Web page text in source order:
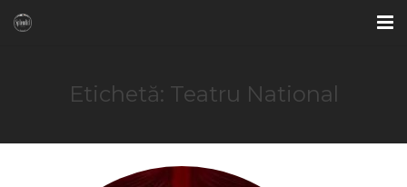
OFERTE SPECIALE
CAMERE
Etichetă: Teatru National